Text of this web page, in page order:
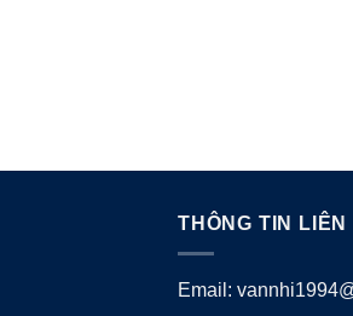
THÔNG TIN LIÊN
Email: